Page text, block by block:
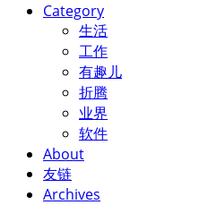
Category
生活
工作
有趣儿
折腾
业界
软件
About
友链
Archives